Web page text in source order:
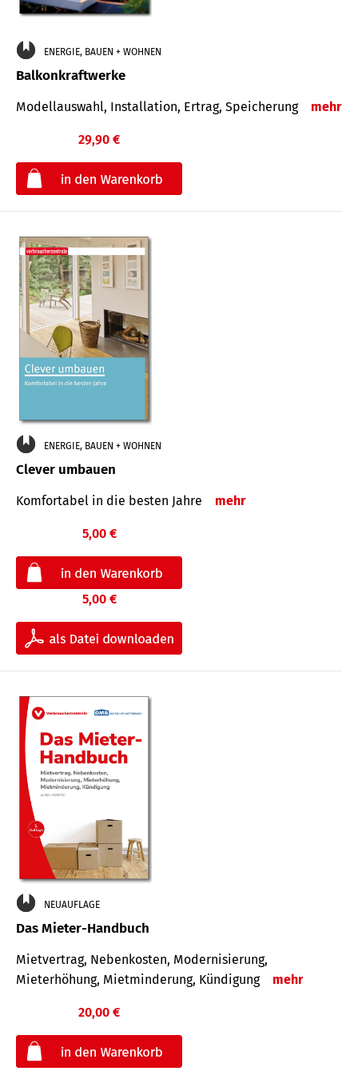
ENERGIE, BAUEN + WOHNEN
Balkonkraftwerke
Modellauswahl, Installation, Ertrag, Speicherung mehr
29,90 €
ENERGIE, BAUEN + WOHNEN
Clever umbauen
Komfortabel in die besten Jahre mehr
5,00 €
5,00 €
NEUAUFLAGE
Das Mieter-Handbuch
Mietvertrag, Nebenkosten, Modernisierung,
Mieterhöhung, Mietminderung, Kündigung
mehr
20,00 €